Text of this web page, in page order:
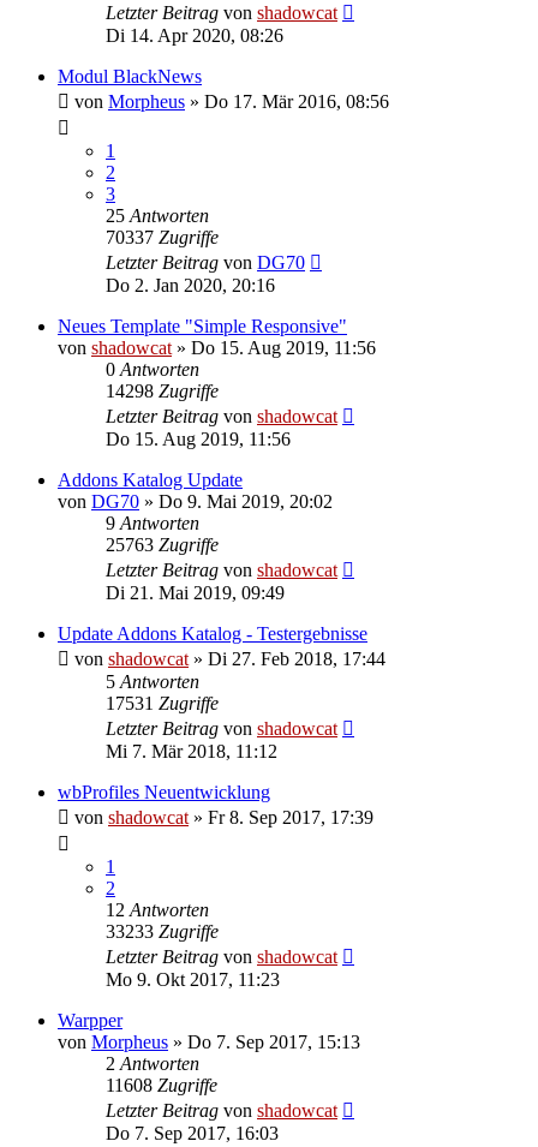
Letzter Beitrag von shadowcat
Di 14. Apr 2020, 08:26
Modul BlackNews
von Morpheus » Do 17. Mär 2016, 08:56
1
2
3
25 Antworten
70337 Zugriffe
Letzter Beitrag von DG70
Do 2. Jan 2020, 20:16
Neues Template "Simple Responsive"
von shadowcat » Do 15. Aug 2019, 11:56
0 Antworten
14298 Zugriffe
Letzter Beitrag von shadowcat
Do 15. Aug 2019, 11:56
Addons Katalog Update
von DG70 » Do 9. Mai 2019, 20:02
9 Antworten
25763 Zugriffe
Letzter Beitrag von shadowcat
Di 21. Mai 2019, 09:49
Update Addons Katalog - Testergebnisse
von shadowcat » Di 27. Feb 2018, 17:44
5 Antworten
17531 Zugriffe
Letzter Beitrag von shadowcat
Mi 7. Mär 2018, 11:12
wbProfiles Neuentwicklung
von shadowcat » Fr 8. Sep 2017, 17:39
1
2
12 Antworten
33233 Zugriffe
Letzter Beitrag von shadowcat
Mo 9. Okt 2017, 11:23
Warpper
von Morpheus » Do 7. Sep 2017, 15:13
2 Antworten
11608 Zugriffe
Letzter Beitrag von shadowcat
Do 7. Sep 2017, 16:03